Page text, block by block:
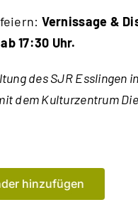
Vernissage &
17:30 Uhr.
des SJR Esslingen in
dem Kulturzentrum
hinzufügen